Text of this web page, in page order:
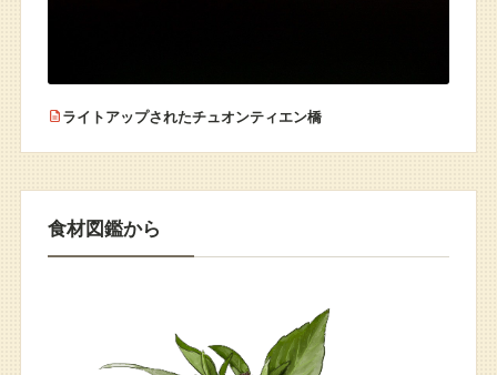
ライトアップされたチュオンティエン橋
食材図鑑から